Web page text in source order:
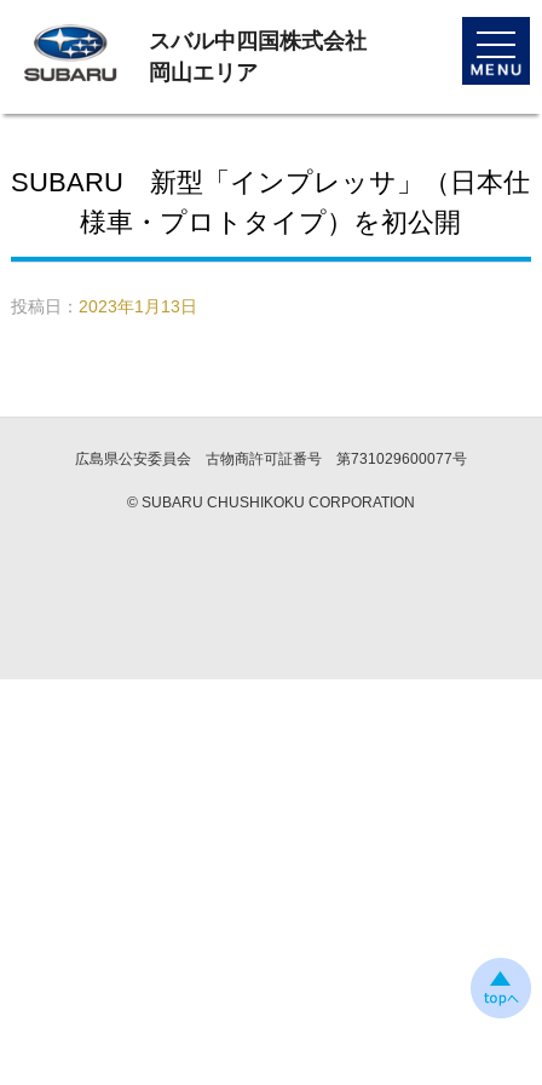
toggle
スバル中四国株式会社
岡山エリア
SUBARU 新型「インプレッサ」（日本仕
様車・プロトタイプ）を初公開
投稿日： 2023年1月13日
広島県公安委員会 古物商許可証番号 第731029600077号
© SUBARU CHUSHIKOKU CORPORATION